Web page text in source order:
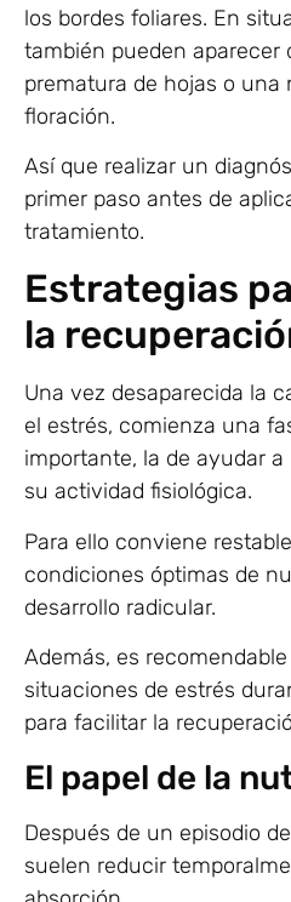
los bordes foliares. En
también pueden aparecer
prematura de hojas o una
floración.
Así que realizar un
primer paso antes de
tratamiento.
Estrategias
la
Una vez desaparecida la
el estrés, comienza una
importante, la de ayudar
su actividad fisiológica.
Para ello conviene
condiciones óptimas de
desarrollo radicular.
Además, es
situaciones de estrés
para facilitar la
El papel de la
Después de un episodio
suelen reducir